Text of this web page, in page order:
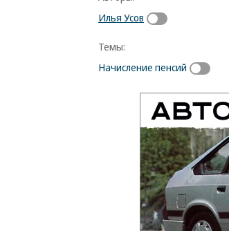
Илья Усов
Темы:
Начисление пенсий